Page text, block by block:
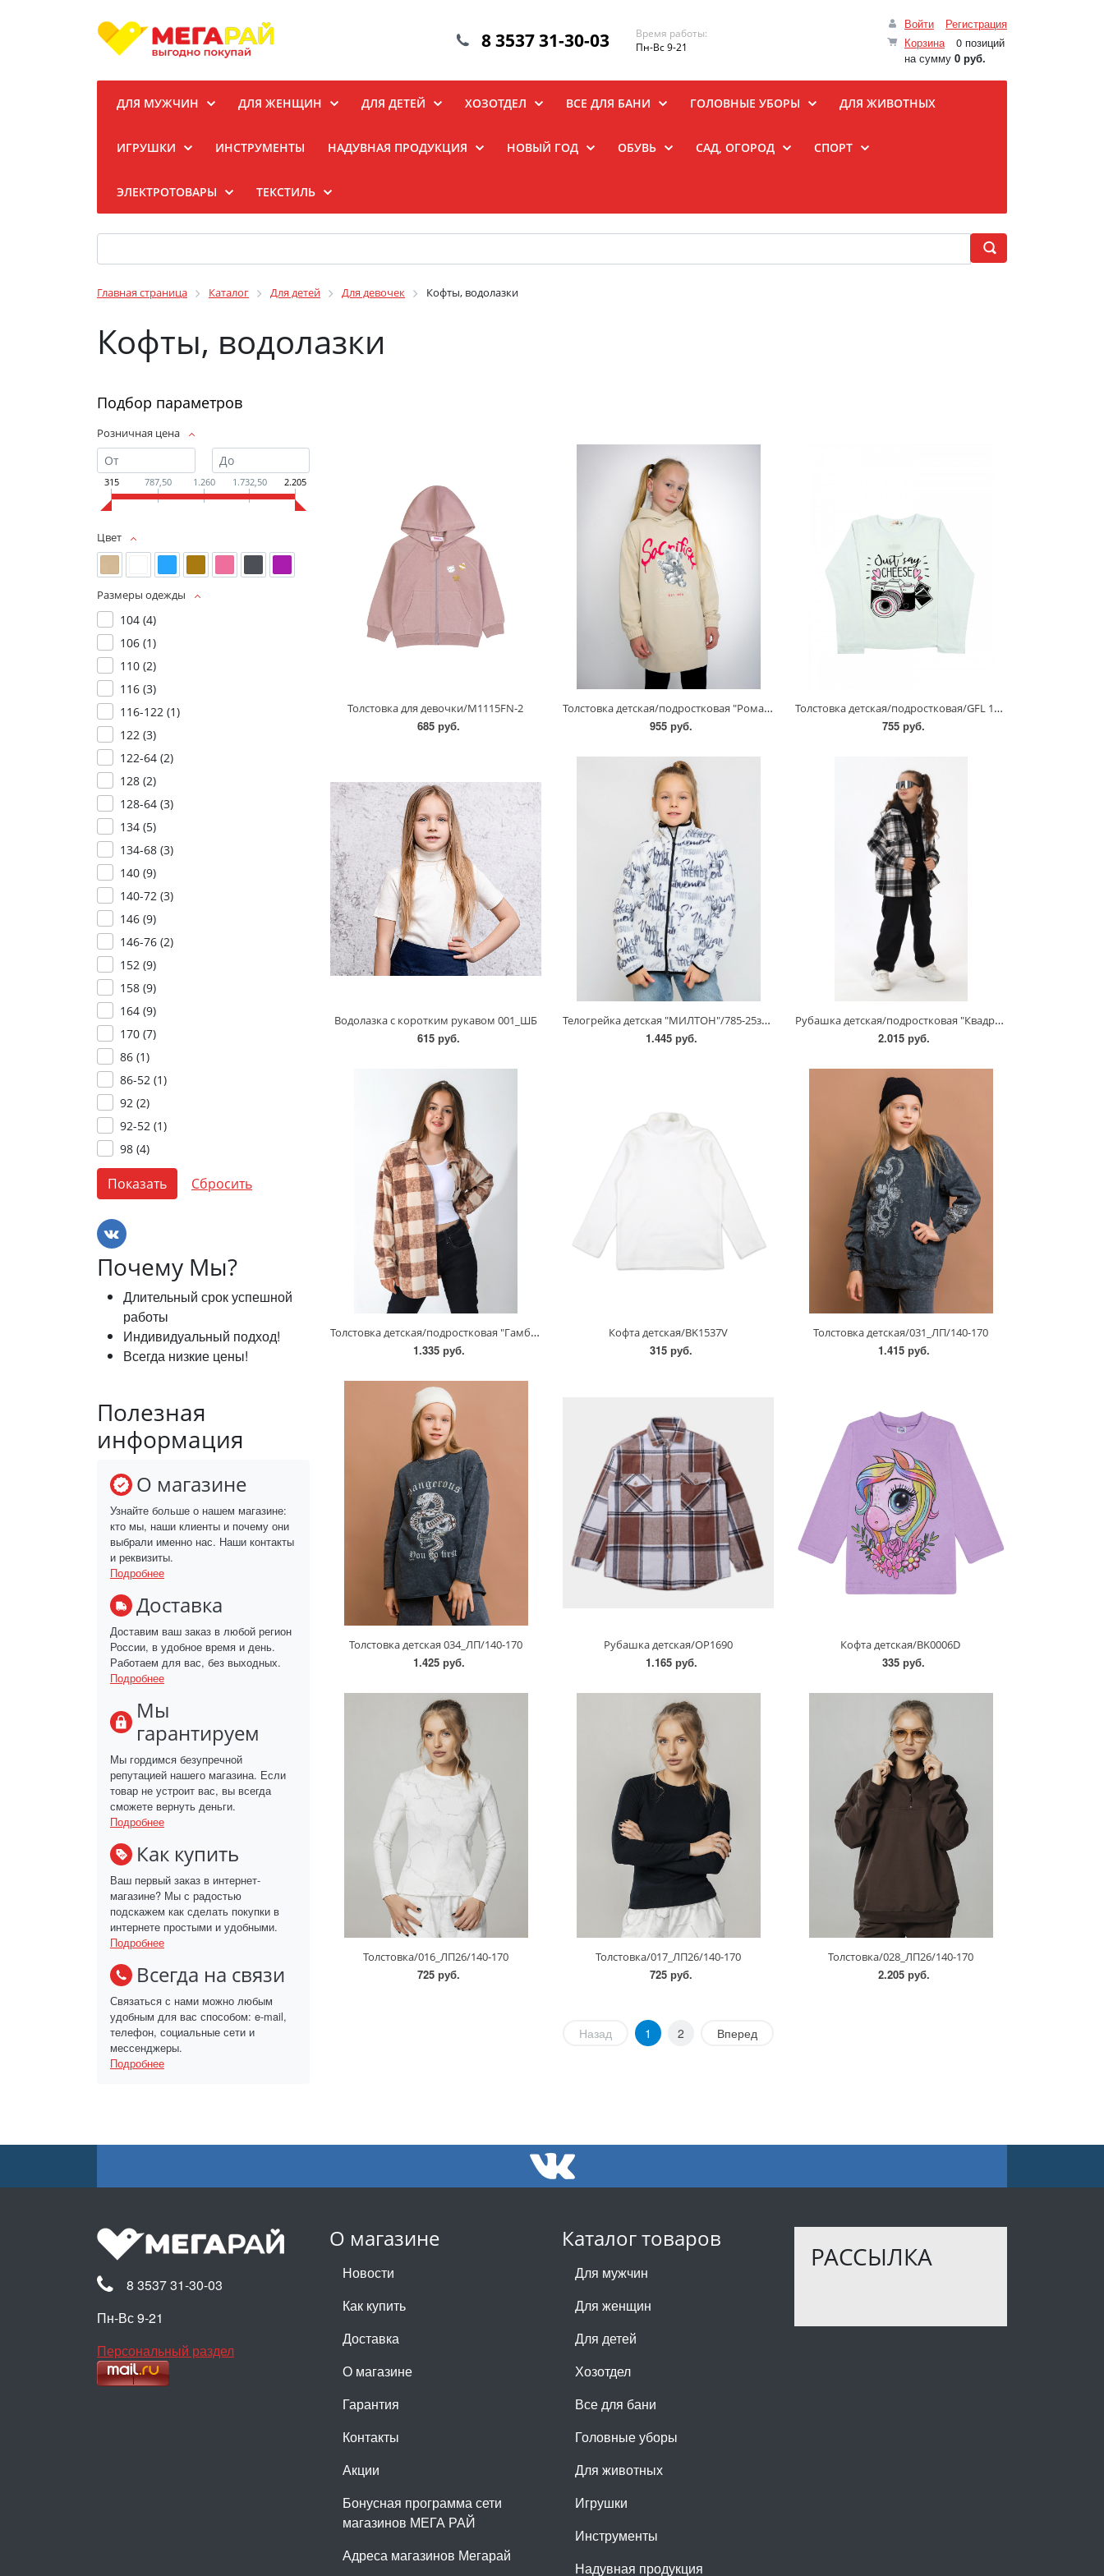
Войти
Регистрация
Корзина
0 позиций
на сумму 0 руб.
8 3537 31-30-03
Время работы:
Пн-Вс 9-21
ДЛЯ МУЖЧИН ДЛЯ ЖЕНЩИН ДЛЯ ДЕТЕЙ ХОЗОТДЕЛ ВСЕ ДЛЯ БАНИ ГОЛОВНЫЕ УБОРЫ ДЛЯ ЖИВОТНЫХ
ИГРУШКИ ИНСТРУМЕНТЫ НАДУВНАЯ ПРОДУКЦИЯ НОВЫЙ ГОД ОБУВЬ САД, ОГОРОД СПОРТ
ЭЛЕКТРОТОВАРЫ ТЕКСТИЛЬ
Главная страница Каталог Для детей Для девочек Кофты, водолазки
Кофты, водолазки
Подбор параметров
Розничная цена
315 787,50 1.260 1.732,50 2.205
Цвет
Размеры одежды
104 (4)
106 (1)
110 (2)
116 (3)
116-122 (1)
122 (3)
122-64 (2)
128 (2)
128-64 (3)
134 (5)
134-68 (3)
140 (9)
140-72 (3)
146 (9)
146-76 (2)
152 (9)
158 (9)
164 (9)
170 (7)
86 (1)
86-52 (1)
92 (2)
92-52 (1)
98 (4)
Почему Мы?
Длительный срок успешной
работы
Индивидуальный подход!
Всегда низкие цены!
Полезная
информация
О магазине
Узнайте больше о нашем магазине:
кто мы, наши клиенты и почему они
выбрали именно нас. Наши контакты
и реквизиты.
Подробнее
Доставка
Доставим ваш заказ в любой регион
России, в удобное время и день.
Работаем для вас, без выходных.
Подробнее
Мы
гарантируем
Мы гордимся безупречной
репутацией нашего магазина. Если
товар не устроит вас, вы всегда
сможете вернуть деньги.
Подробнее
Как купить
Ваш первый заказ в интернет-
магазине? Мы с радостью
подскажем как сделать покупки в
интернете простыми и удобными.
Подробнее
Всегда на связи
Связаться с нами можно любым
удобным для вас способом: e-mail,
телефон, социальные сети и
мессенджеры.
Подробнее
Толстовка для девочки/M1115FN-2
685 руб.
Толстовка детская/подростковая "Романтика"/KIP-ТС-22/4/5
955 руб.
Толстовка детская/подростковая/GFL 115/128-146/Асс
755 руб.
Водолазка с коротким рукавом 001_ШБ
615 руб.
Телогрейка детская "МИЛТОН"/785-25з-1/2/3/4
1.445 руб.
Рубашка детская/подростковая "Квадро-1"/РД-001
2.015 руб.
Толстовка детская/подростковая "Гамбит-1"/ТЛД-005
1.335 руб.
Кофта детская/BK1537V
315 руб.
Толстовка детская/031_ЛП/140-170
1.415 руб.
Толстовка детская 034_ЛП/140-170
1.425 руб.
Рубашка детская/OP1690
1.165 руб.
Кофта детская/BK0006D
335 руб.
Толстовка/016_ЛП26/140-170
725 руб.
Толстовка/017_ЛП26/140-170
725 руб.
Толстовка/028_ЛП26/140-170
2.205 руб.
Назад 1 2 Вперед
О магазине
Новости
Как купить
Доставка
О магазине
Гарантия
Контакты
Акции
Бонусная программа сети
магазинов МЕГА РАЙ
Адреса магазинов Мегарай
Каталог товаров
Для мужчин
Для женщин
Для детей
Хозотдел
Все для бани
Головные уборы
Для животных
Игрушки
Инструменты
Надувная продукция
РАССЫЛКА
8 3537 31-30-03
Пн-Вс 9-21
Персональный раздел